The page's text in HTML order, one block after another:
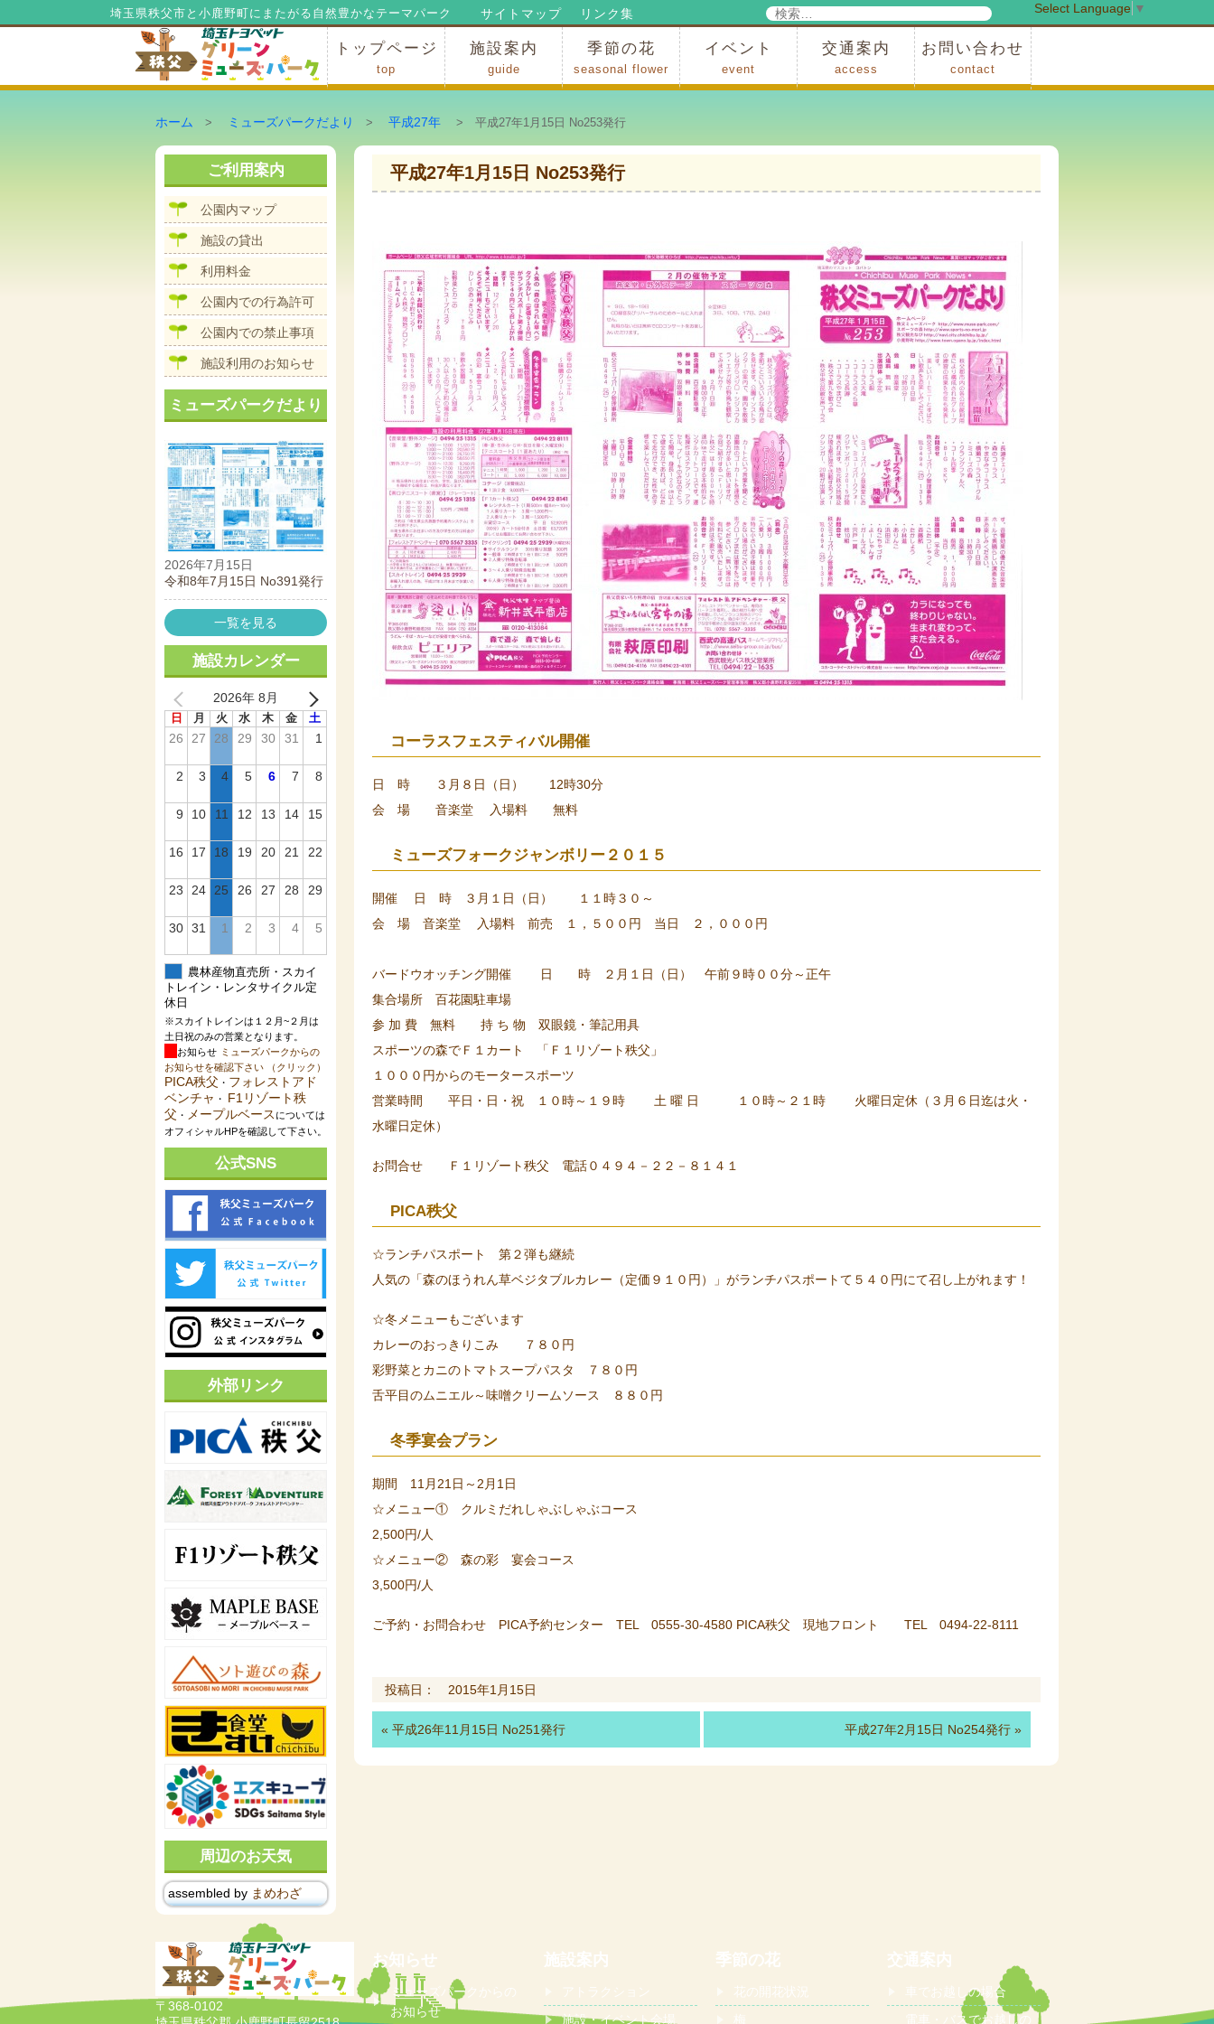
埼玉県秩父市と小鹿野町にまたがる自然豊かなテーマパーク リンク集
サイトマップ
検
検
索
トップページ
top
施設案内
guide
季節の花
seasonal flower
イベント
event
交通案内
access
お問い合わせ
contact
Select Language ▼
ホーム > ミューズパークだより > 平成27年 > 平成27年1月15日 No253発行
平成27年1月15日 No253発行
コーラスフェスティバル開催
日 時 ３月８日（日） 12時30分
会 場 音楽堂 入場料 無料
ミューズフォークジャンボリー２０１５
開催 日 時 ３月１日（日） １１時３０～
会 場 音楽堂 入場料 前売 １，５００円 当日 ２，０００円
バードウオッチング開催 日 時 ２月１日（日） 午前９時００分～正午
集合場所 百花園駐車場
参 加 費 無料 持 ち 物 双眼鏡・筆記用具
スポーツの森でＦ１カート 「Ｆ１リゾート秩父」
１０００円からのモータースポーツ
営業時間 平日・日・祝 １０時～１９時 土 曜 日 １０時～２１時 火曜日定休（３月６日迄は火・
水曜日定休）
お問合せ Ｆ１リゾート秩父 電話０４９４－２２－８１４１
PICA秩父
☆ランチパスポート 第２弾も継続
人気の「森のほうれん草ベジタブルカレー（定価９１０円）」がランチパスポートて５４０円にて召し上がれます！
☆冬メニューもございます
カレーのおっきりこみ ７８０円
彩野菜とカニのトマトスープパスタ ７８０円
舌平目のムニエル～味噌クリームソース ８８０円
冬季宴会プラン
期間 11月21日～2月1日
☆メニュー① クルミだれしゃぶしゃぶコース
2,500円/人
☆メニュー② 森の彩 宴会コース
3,500円/人
ご予約・お問合わせ PICA予約センター TEL 0555-30-4580 PICA秩父 現地フロント TEL 0494-22-8111
投稿日： 2015年1月15日
« 平成26年11月15日 No251発行 平成27年2月15日 No254発行 »
ご利用案内
公園内マップ
施設の貸出
利用料金
公園内での行為許可
公園内での禁止事項
施設利用のお知らせ
ミューズパークだより
2026年7月15日
令和8年7月15日 No391発行
一覧を見る
施設カレンダー
2026年 8月
日 月 火 水 木 金 土
26 27 28 29 30 31 1
2 3 4 5 6 7 8
9 10 11 12 13 14 15
16 17 18 19 20 21 22
23 24 25 26 27 28 29
30 31 1 2 3 4 5
農林産物直売所・スカイ
トレイン・レンタサイクル定
休日
※スカイトレインは１２月~２月は
土日祝のみの営業となります。
お知らせ ミューズパークからの
お知らせを確認下さい （クリック）
PICA秩父 ・ フォレストアド
ベンチャ ・ F1リゾート秩
父 ・ メープルベース については
オフィシャルHPを確認して下さい。
公式SNS
外部リンク
周辺のお天気
assembled by まめわざ
〒368-0102
お知らせ
ミューズパークからの
お知らせ
施設案内
アトラクション
施設・イベント会場
季節の花
花の開花状況
梅
交通案内
車でお越しの場合
電車・バスでお越しの